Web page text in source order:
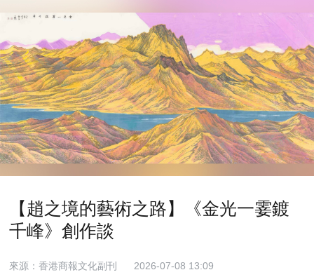
【趙之境的藝術之路】《金光一霎鍍
千峰》創作談
來源：香港商報文化副刊
2026-07-08 13:09